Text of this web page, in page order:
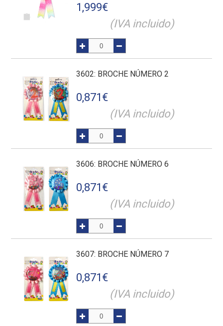
1,999€
(IVA incluido)
3602: BROCHE NÚMERO 2
0,871 €
(IVA incluido)
3606: BROCHE NÚMERO 6
0,871 €
(IVA incluido)
3607: BROCHE NÚMERO 7
0,871 €
(IVA incluido)